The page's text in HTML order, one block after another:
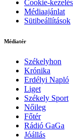
Cookie-
Médiaajánlat
Sütibeállítások
Médiatér
Székelyhon
Krónika
Erdélyi Napló
Liget
Székely Sport
Nőileg
Főtér
Rádió GaGa
Jóállás